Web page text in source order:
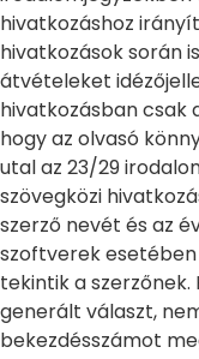
hivatkozáshoz
hivatkozások során
átvételeket
hivatkozásban csak
hogy az olvasó
utal az 23/29
szövegközi
szerző nevét és az
szoftverek
tekintik a szerzőnek.
generált választ,
bekezdésszámot